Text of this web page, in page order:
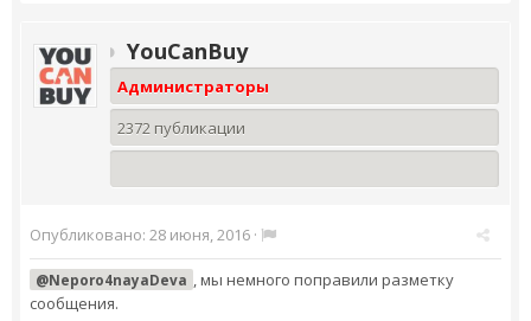
YouCanBuy
Администраторы
2372 публикации
Опубликовано: 28 июня, 2016 ·
@Neporo4nayaDeva , мы немного поправили разметку
сообщения.